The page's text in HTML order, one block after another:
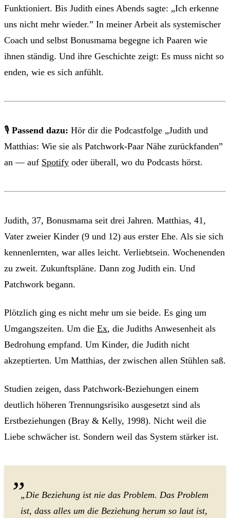
Funktioniert. Bis Judith eines Abends sagte: „Ich erkenne
uns nicht mehr wieder.” In meiner Arbeit als systemischer
Coach und selbst Bonusmama begegne ich Paaren wie
ihnen ständig. Und ihre Geschichte zeigt: Es muss nicht so
enden, wie es sich anfühlt.
🎙 Passend dazu: Hör dir die Podcastfolge „Judith und
Matthias: Wie sie als Patchwork-Paar Nähe zurückfanden”
an — auf Spotify oder überall, wo du Podcasts hörst.
Judith, 37, Bonusmama seit drei Jahren. Matthias, 41,
Vater zweier Kinder (9 und 12) aus erster Ehe. Als sie sich
kennenlernten, war alles leicht. Verliebtsein. Wochenenden
zu zweit. Zukunftspläne. Dann zog Judith ein. Und
Patchwork begann.
Plötzlich ging es nicht mehr um sie beide. Es ging um
Umgangszeiten. Um die Ex, die Judiths Anwesenheit als
Bedrohung empfand. Um Kinder, die Judith nicht
akzeptierten. Um Matthias, der zwischen allen Stühlen saß.
Studien zeigen, dass Patchwork-Beziehungen einem
deutlich höheren Trennungsrisiko ausgesetzt sind als
Erstbeziehungen (Bray & Kelly, 1998). Nicht weil die
Liebe schwächer ist. Sondern weil das System stärker ist.
„Die Beziehung ist nie das Problem. Das Problem
ist, dass alles um die Beziehung herum so laut ist,